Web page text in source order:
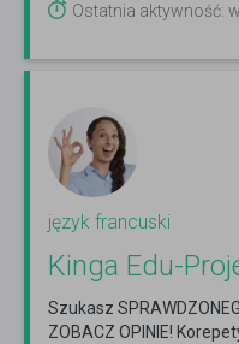
Ostatnia aktywność:
język francuski
Kinga Edu-
Szukasz
ZOBACZ OPINIE!